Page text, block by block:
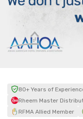
80+ Years of
Rheem Master
RFMA Allied Member